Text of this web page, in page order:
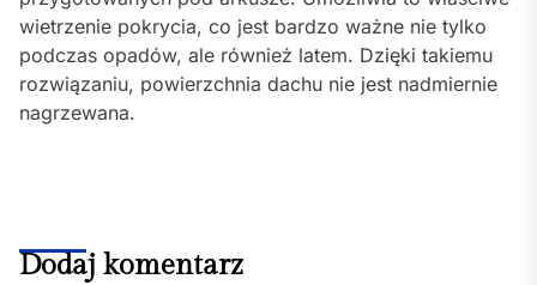
wietrzenie pokrycia, co jest bardzo ważne nie tylko
podczas opadów, ale również latem. Dzięki takiemu
rozwiązaniu, powierzchnia dachu nie jest nadmiernie
nagrzewana.
Dodaj komentarz